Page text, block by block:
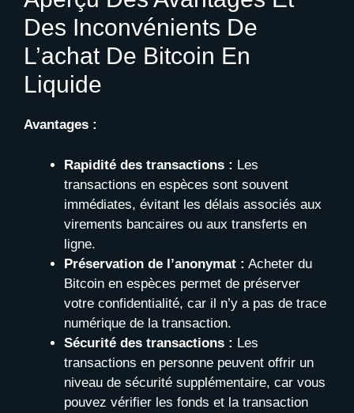
Des Inconvénients De
L’achat De Bitcoin En
Liquide
Avantages :
Rapidité des transactions : Les
transactions en espèces sont souvent
immédiates, évitant les délais associés aux
virements bancaires ou aux transferts en
ligne.
Préservation de l’anonymat : Acheter du
Bitcoin en espèces permet de préserver
votre confidentialité, car il n’y a pas de trace
numérique de la transaction.
Sécurité des transactions : Les
transactions en personne peuvent offrir un
niveau de sécurité supplémentaire, car vous
pouvez vérifier les fonds et la transaction